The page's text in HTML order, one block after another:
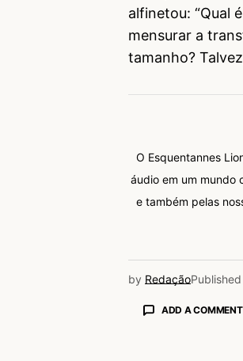
alfinetou: “Qual
mensurar a
tamanho?
O Esquentannes
áudio em um mundo
e também pelas
by RedaçãoPublished
ADD A COMMENT